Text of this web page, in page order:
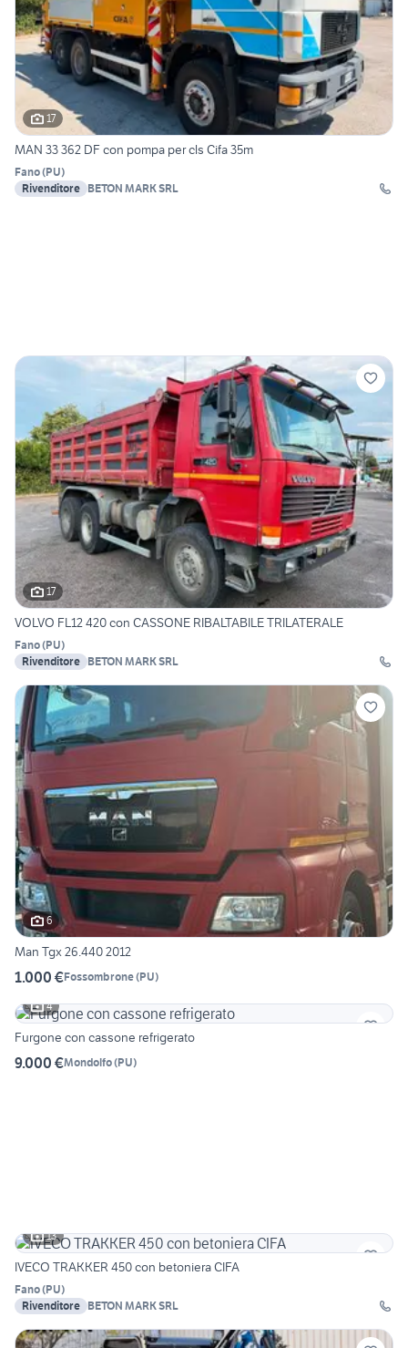
17
MAN 33 362 DF con pompa per cls Cifa 35m
Fano(PU)
Rivenditore BETON MARK SRL
17
VOLVO FL12 420 con CASSONE RIBALTABILE TRILATERALE
Fano(PU)
Rivenditore BETON MARK SRL
6
Man Tgx 26.440 2012
1.000 €Fossombrone(PU)
4
Furgone con cassone refrigerato
9.000 €Mondolfo(PU)
13
IVECO TRAKKER 450 con betoniera CIFA
Fano(PU)
Rivenditore BETON MARK SRL